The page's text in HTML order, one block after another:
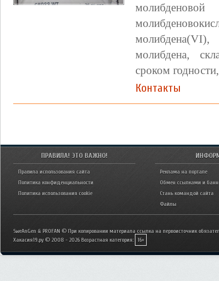
молибдена,
сроком
Контакты
ПРАВИЛА! ЭТО ВАЖНО!
Правила использования сайта
Политика конфиденциальности
Политика использования cookie
Реклама на портале
Обмен ссылками и
Стань командой сайта
Файлы
SweAnGen & PROFAN © При копировании материала ссылка на первоисточник
Хакасия19.ру © 2008 - 2026 Возрастная категория: 16+